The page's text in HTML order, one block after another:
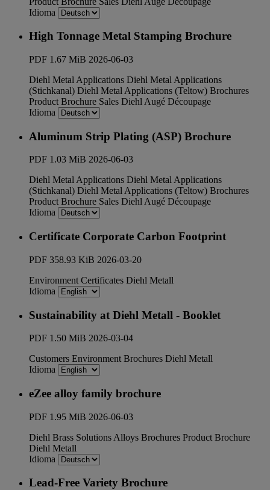
Idioma
High Tonnage Metal Stamping Brochure
PDF 1.67 MiB 2026-06-03
Diehl Metal Applications Diehl Metal Applications
(Stichkanal) Diehl Metal Applications (Teltow) Brochures
Product Brochure Sales Diehl Augé Découpage
Idioma
Aluminum Strip Plating (ASP) Brochure
PDF 1.03 MiB 2026-06-03
Diehl Metal Applications Diehl Metal Applications
(Stichkanal) Diehl Metal Applications (Teltow) Brochures
Product Brochure Sales Diehl Augé Découpage
Idioma
Certificate Corporate Carbon Footprint
PDF 358.93 KiB 2026-03-20
Environment Certificates Diehl Metall
Idioma
Sustainability at Diehl Metall - Booklet
PDF 1.50 MiB 2026-03-04
Customers Environment Brochures Diehl Metall
Idioma
eZee alloy family brochure
PDF 1.95 MiB 2026-06-03
Diehl Brass Solutions Alloys Brochures Product Brochure
Diehl Metall
Idioma
Lead-Free Variety Brochure